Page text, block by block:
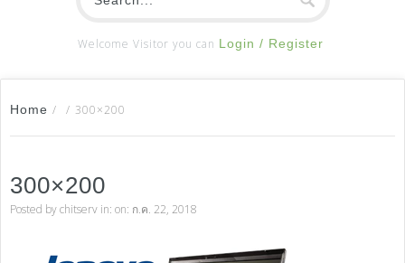
Welcome Visitor you can Login / Register
Home / / 300×200
300×200
Posted bychitserv in: on: ก.ค. 22, 2018